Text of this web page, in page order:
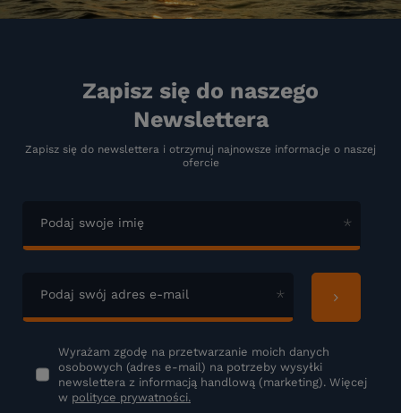
Zapisz się do naszego
Newslettera
Zapisz się do newslettera i otrzymuj najnowsze informacje o naszej
ofercie
Podaj swoje imię
Podaj swój adres e-mail
Wyrażam zgodę na przetwarzanie moich danych
osobowych (adres e-mail) na potrzeby wysyłki
newslettera z informacją handlową (marketing). Więcej
w polityce prywatności.